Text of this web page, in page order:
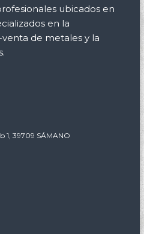
ubicados en
en la
de metales y la
1, 39709 SÁMANO